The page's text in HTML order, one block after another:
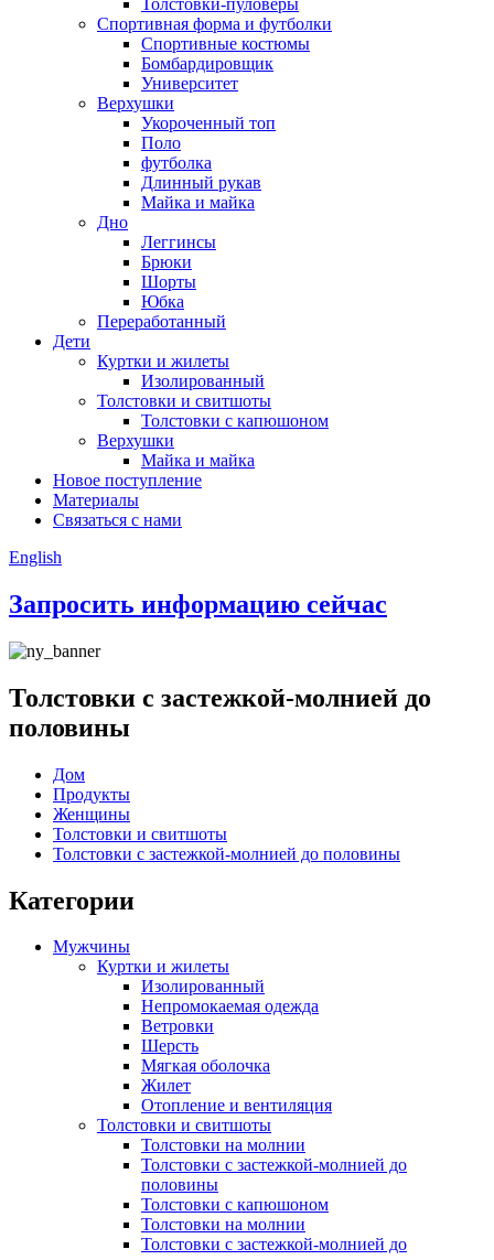
Толстовки-пуловеры
Спортивная форма и футболки
Спортивные костюмы
Бомбардировщик
Университет
Верхушки
Укороченный топ
Поло
футболка
Длинный рукав
Майка и майка
Дно
Леггинсы
Брюки
Шорты
Юбка
Переработанный
Дети
Куртки и жилеты
Изолированный
Толстовки и свитшоты
Толстовки с капюшоном
Верхушки
Майка и майка
Новое поступление
Материалы
Связаться с нами
English
Запросить информацию сейчас
Толстовки с застежкой-молнией до
половины
Дом
Продукты
Женщины
Толстовки и свитшоты
Толстовки с застежкой-молнией до половины
Категории
Мужчины
Куртки и жилеты
Изолированный
Непромокаемая одежда
Ветровки
Шерсть
Мягкая оболочка
Жилет
Отопление и вентиляция
Толстовки и свитшоты
Толстовки на молнии
Толстовки с застежкой-молнией до
половины
Толстовки с капюшоном
Толстовки на молнии
Толстовки с застежкой-молнией до